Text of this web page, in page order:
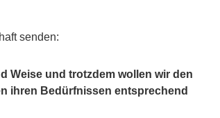
senden:
Weise und trotzdem wollen wir den
ihren Bedürfnissen entsprechend